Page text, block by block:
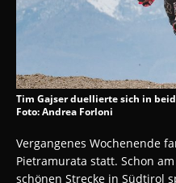
Tim Gajser duellierte sich in
Foto: Andrea Forloni
Vergangenes Wochenende
Pietramurata statt. Schon
schönen Strecke in Südtirol